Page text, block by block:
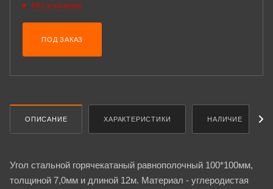
Нет в наличии
ПОД ЗАКАЗ
ОПИСАНИЕ ХАРАКТЕРИСТИКИ НАЛИЧИЕ
Угол стальной горячекатаный равнополочный 100*100мм,
толщиной 7,0мм и длиной 12м. Материал - углеродистая